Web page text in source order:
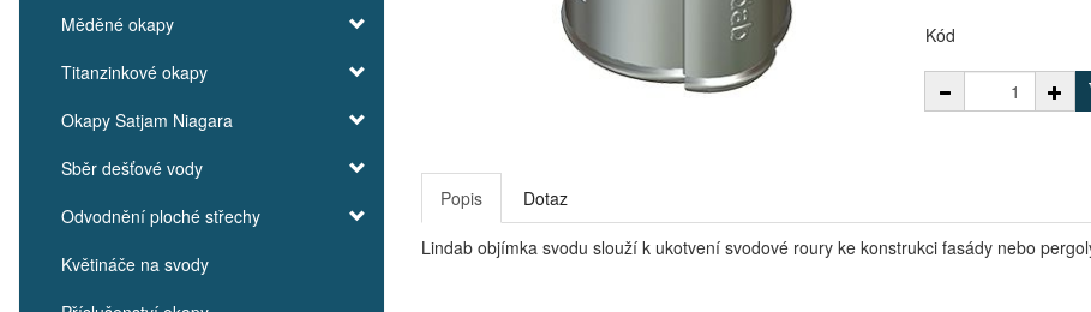
Měděné okapy
Titanzinkové okapy
Okapy Satjam Niagara
Sběr dešťové vody
Odvodnění ploché střechy
Květináče na svody
Kód
Popis Dotaz
Lindab objímka svodu slouží k ukotvení svodové roury ke konstrukci fasády nebo